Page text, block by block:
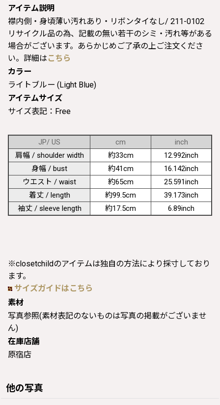
アイテム説明
襟内側・身頃薄い汚れあり・リボンタイなし/ 211-0102
リサイクル品の為、記載の無い若干のシミ・汚れ等がある
場合がございます。あらかじめご了承の上ご注文くださ
い。詳細は こちら
カラー
ライトブルー (Light Blue)
アイテムサイズ
サイズ表記：Free
JP/ US cm
inch
肩幅 / shoulder width
約33cm
12.992inch
身幅 / bust
約41cm
16.142inch
ウエスト / waist
約65cm
25.591inch
着丈 / length
約99.5cm
39.173inch
袖丈 / sleeve length
約17.5cm 6.89inch
※closetchildのアイテムは独自の方法により採寸しており
ます。
サイズガイドはこちら
素材
写真参照(素材表記のないものは写真の掲載がございませ
ん)
在庫店舗
原宿店
他の写真